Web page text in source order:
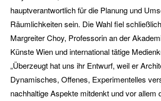
hauptverantwortlich für die Planung und
Räumlichkeiten sein. Die Wahl fiel
Margreiter Choy, Professorin an der
Künste Wien und international tätige
„Überzeugt hat uns ihr Entwurf, weil er
Dynamisches, Offenes, Experimentelles
nachhaltige Aspekte mitdenkt und vor allem